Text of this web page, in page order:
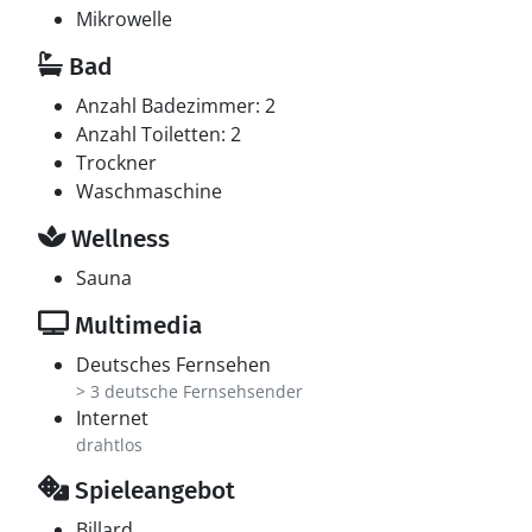
Whirlpool
Entspannen Sie sich im Innen-Durchlauf-Whirlpool für
2 Personen.
Mikrowelle
Bad
Anzahl Badezimmer: 2
Anzahl Toiletten: 2
Trockner
Waschmaschine
Wellness
Sauna
Multimedia
Deutsches Fernsehen
> 3 deutsche Fernsehsender
Internet
drahtlos
Spieleangebot